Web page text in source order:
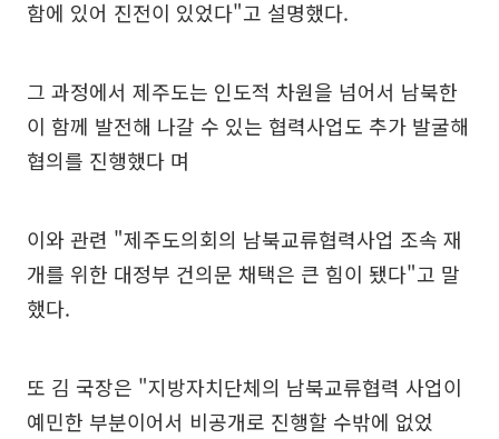
함에 있어 진전이 있었다"고 설명했다.
그 과정에서 제주도는 인도적 차원을 넘어서 남북한
이 함께 발전해 나갈 수 있는 협력사업도 추가 발굴해
협의를 진행했다 며
이와 관련 "제주도의회의 남북교류협력사업 조속 재
개를 위한 대정부 건의문 채택은 큰 힘이 됐다"고 말
했다.
또 김 국장은 "지방자치단체의 남북교류협력 사업이
예민한 부분이어서 비공개로 진행할 수밖에 없었